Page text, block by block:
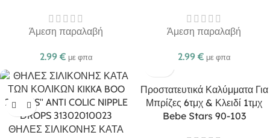
Άμεση παραλαβή
2.99 € με φπα
Άμεση παραλαβή
2.99 € με φπα
ΘΗΛΕΣ ΣΙΛΙΚΟΝΗΣ ΚΑΤΑ
Προστατευτικά Καλύμματα Για
Μπρίζες 6τμχ & Κλειδί 1τμχ
Bebe Stars 90-103